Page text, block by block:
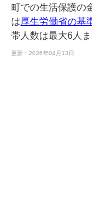
町での生活保護の
は厚生労働省の基
帯人数は最大6人
更新：2026年04月13日